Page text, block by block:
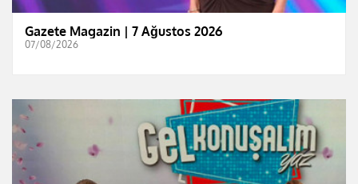
Gazete Magazin | 7 Ağustos 2026
07/08/2026